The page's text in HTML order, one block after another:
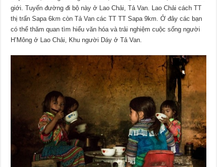
giới. Tuyến đường đi bộ này ở Lao Chải, Tả Van. Lao Chải cách TT
thị trấn Sapa 6km còn Tả Van các TT TT Sapa 9km. Ở đây các bạn
có thể thăm quan tìm hiểu văn hóa và trải nghiệm cuộc sống người
H’Mông ở Lao Chải, Khu người Dáy ở Tả Van.